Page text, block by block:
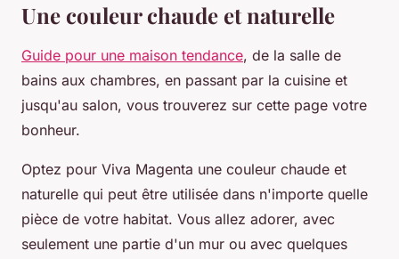
Une couleur chaude et naturelle
Guide pour une maison tendance, de la salle de
bains aux chambres, en passant par la cuisine et
jusqu'au salon, vous trouverez sur cette page votre
bonheur.
Optez pour Viva Magenta une couleur chaude et
naturelle qui peut être utilisée dans n'importe quelle
pièce de votre habitat. Vous allez adorer, avec
seulement une partie d'un mur ou avec quelques